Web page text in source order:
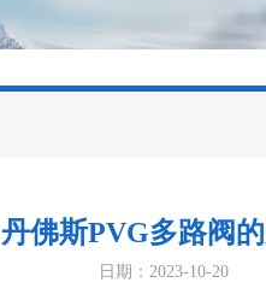
丹佛斯PVG多路阀
日期：2023-10-20